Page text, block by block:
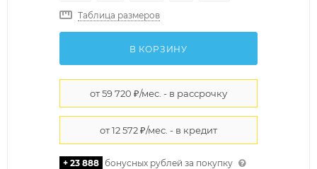
Таблица размеров
В КОРЗИНУ
+ 23 888 бонусных рублей за покупку